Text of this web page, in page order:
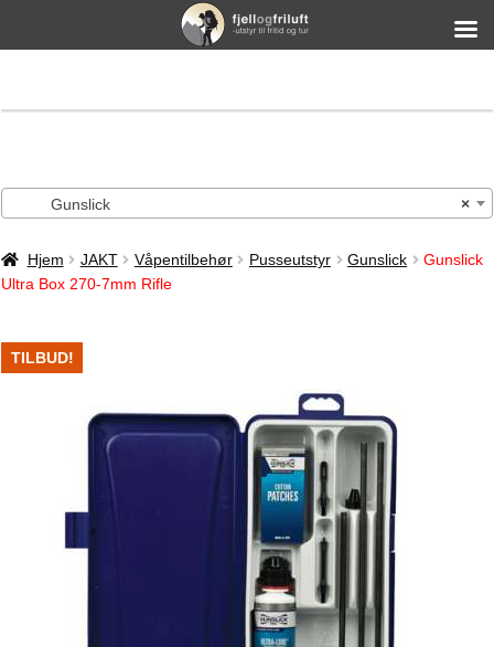
×
Gunslick
Hjem JAKT Våpentilbehør Pusseutstyr Gunslick
Gunslick
Ultra Box 270-7mm Rifle
TILBUD!